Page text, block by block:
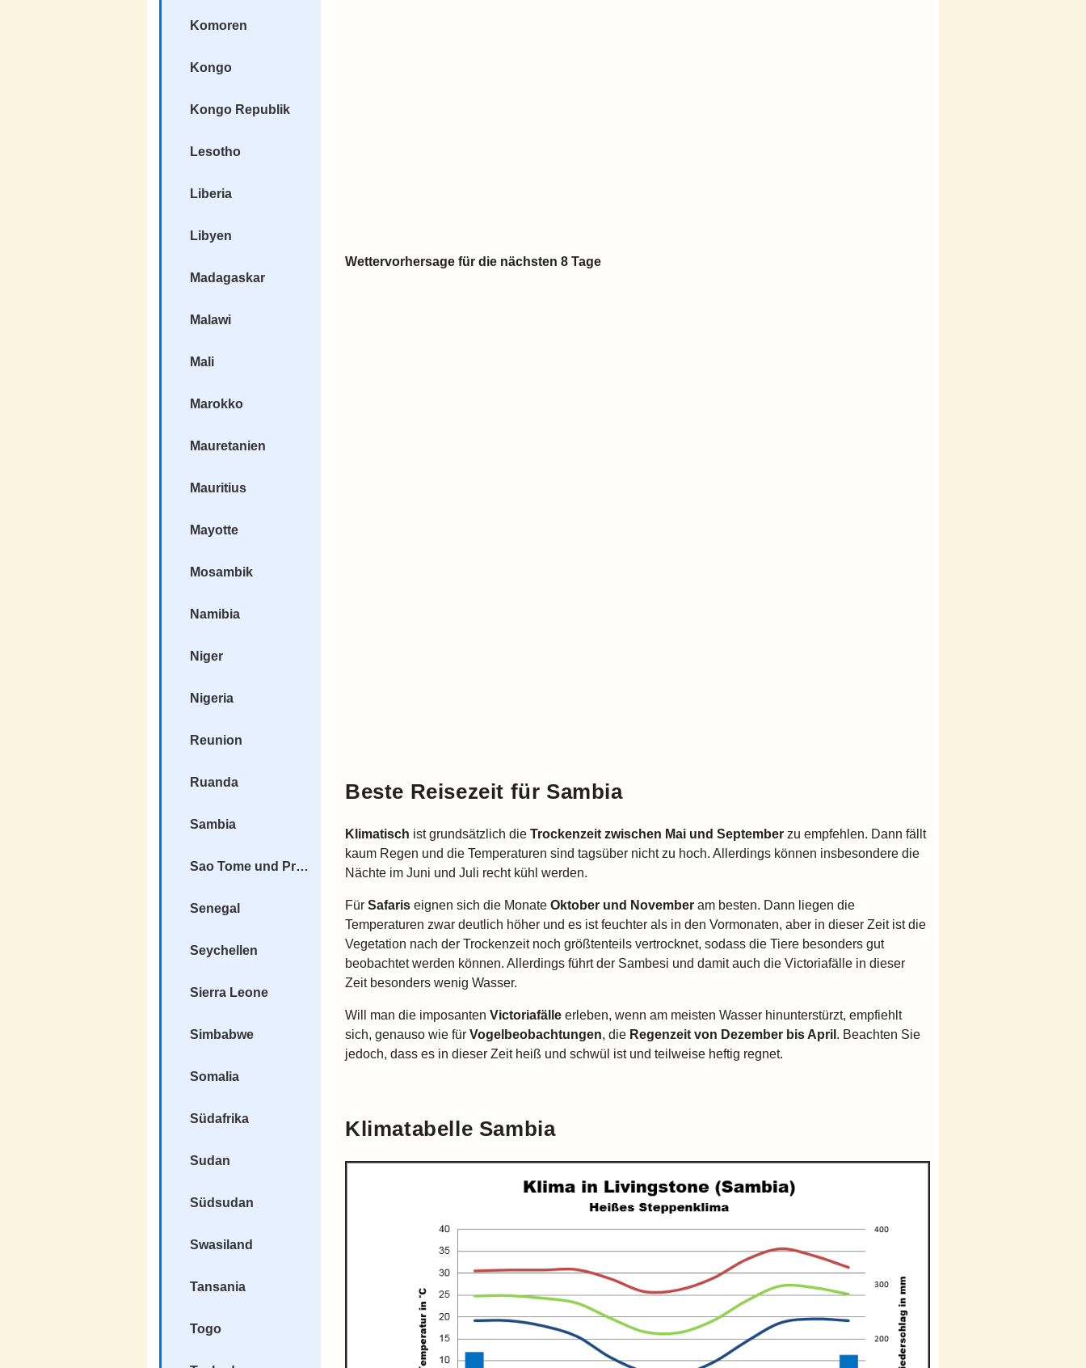
Komoren
Kongo
Kongo Republik
Lesotho
Liberia
Libyen
Madagaskar
Malawi
Mali
Marokko
Mauretanien
Mauritius
Mayotte
Mosambik
Namibia
Niger
Nigeria
Reunion
Ruanda
Sambia
Sao Tome und Principe
Senegal
Seychellen
Sierra Leone
Simbabwe
Somalia
Südafrika
Sudan
Südsudan
Swasiland
Tansania
Togo
Wettervorhersage für die nächsten 8 Tage
Beste Reisezeit für Sambia
Klimatisch ist grundsätzlich die Trockenzeit zwischen Mai und September zu empfehlen. Dann fällt
kaum Regen und die Temperaturen sind tagsüber nicht zu hoch. Allerdings können insbesondere die
Nächte im Juni und Juli recht kühl werden.
Für Safaris eignen sich die Monate Oktober und November am besten. Dann liegen die
Temperaturen zwar deutlich höher und es ist feuchter als in den Vormonaten, aber in dieser Zeit ist die
Vegetation nach der Trockenzeit noch größtenteils vertrocknet, sodass die Tiere besonders gut
beobachtet werden können. Allerdings führt der Sambesi und damit auch die Victoriafälle in dieser
Zeit besonders wenig Wasser.
Will man die imposanten Victoriafälle erleben, wenn am meisten Wasser hinunterstürzt, empfiehlt
sich, genauso wie für Vogelbeobachtungen, die Regenzeit von Dezember bis April . Beachten Sie
jedoch, dass es in dieser Zeit heiß und schwül ist und teilweise heftig regnet.
Klimatabelle Sambia